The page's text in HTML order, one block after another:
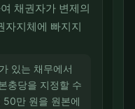
채권자가 변제의
자지체에 빠지지
있는 채무에서
충당을 지정할 수
만 원을 원본에